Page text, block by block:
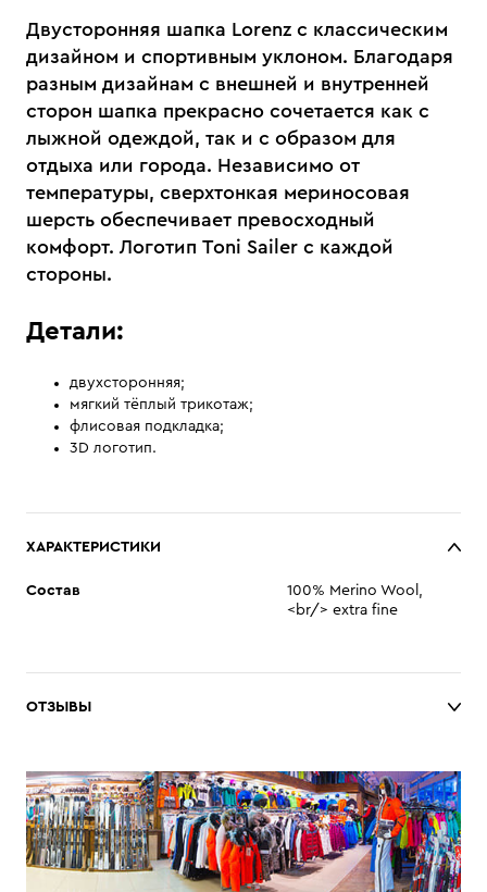
Двусторонняя шапка Lorenz с классическим
дизайном и спортивным уклоном. Благодаря
разным дизайнам с внешней и внутренней
сторон шапка прекрасно сочетается как с
лыжной одеждой, так и с образом для
отдыха или города. Независимо от
температуры, сверхтонкая мериносовая
шерсть обеспечивает превосходный
комфорт. Логотип Toni Sailer с каждой
стороны.
Детали:
двухсторонняя;
мягкий тёплый трикотаж;
флисовая подкладка;
3D логотип.
ХАРАКТЕРИСТИКИ
Состав
100% Merino Wool,
<br/> extra fine
ОТЗЫВЫ